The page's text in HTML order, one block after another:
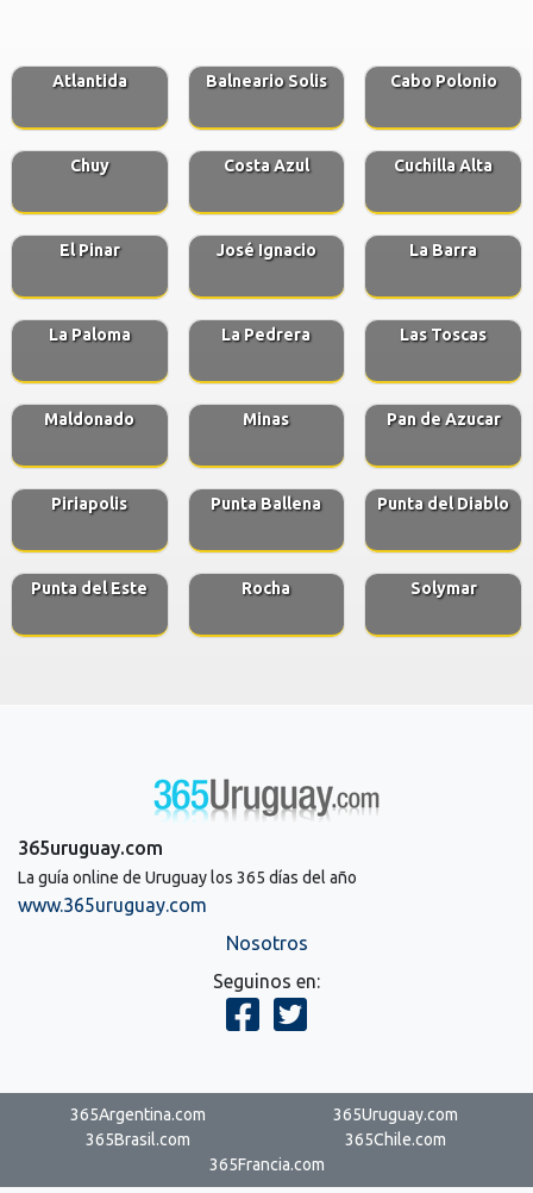
Atlantida Balneario Solis Cabo Polonio
Chuy Costa Azul Cuchilla Alta
El Pinar José Ignacio La Barra
La Paloma La Pedrera Las Toscas
Maldonado Minas Pan de Azucar
Piriapolis Punta Ballena Punta del Diablo
Punta del Este Rocha Solymar
365uruguay.com
La guía online de Uruguay los 365 días del año
www.365uruguay.com
Nosotros
Seguinos en:
365Argentina.com
365Uruguay.com
365Brasil.com
365Chile.com
365Francia.com